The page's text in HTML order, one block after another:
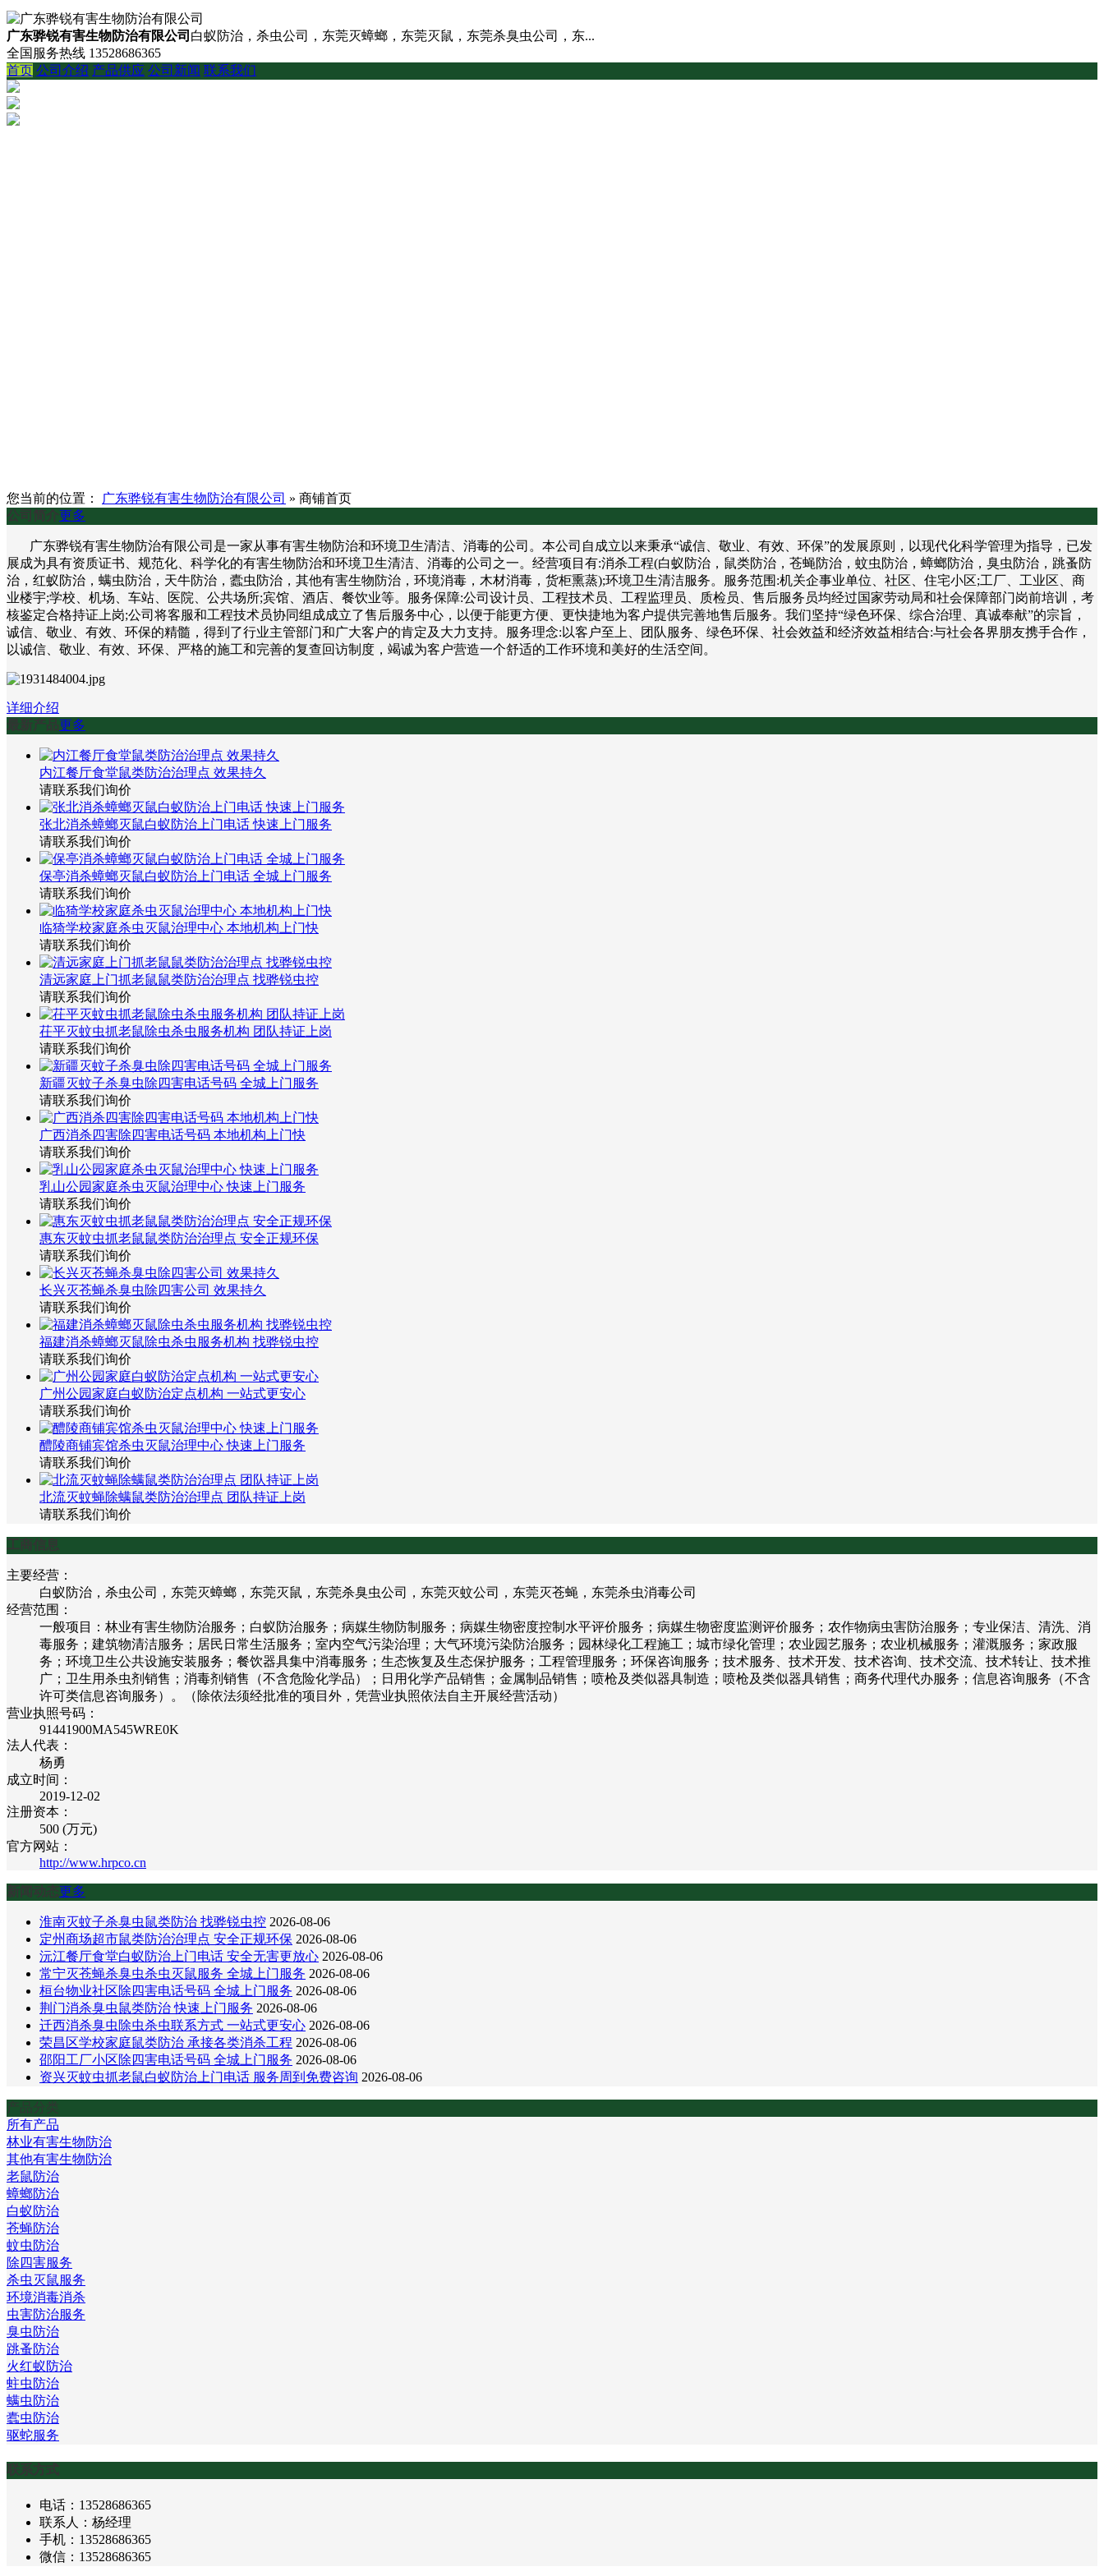
广东骅锐有害生物防治有限公司 白蚁防治，杀虫公司，东莞灭蟑螂，东莞灭鼠，东莞杀臭虫公司，东...
全国服务热线 13528686365
首页 公司介绍 产品供应 公司新闻 联系我们
您当前的位置： 广东骅锐有害生物防治有限公司 » 商铺首页
公司简介更多
广东骅锐有害生物防治有限公司是一家从事有害生物防治和环境卫生清洁、消毒的公司。本公司自成立以来秉承“诚信、敬业、有效、环保”的发展原则，以现代化科学管理为指导，已发
展成为具有资质证书、规范化、科学化的有害生物防治和环境卫生清洁、消毒的公司之一。经营项目有:消杀工程(白蚁防治，鼠类防治，苍蝇防治，蚊虫防治，蟑螂防治，臭虫防治，跳蚤防
治，红蚁防治，螨虫防治，天牛防治，蠹虫防治，其他有害生物防治，环境消毒，木材消毒，货柜熏蒸);环境卫生清洁服务。服务范围:机关企事业单位、社区、住宅小区;工厂、工业区、商
业楼宇;学校、机场、车站、医院、公共场所;宾馆、酒店、餐饮业等。服务保障:公司设计员、工程技术员、工程监理员、质检员、售后服务员均经过国家劳动局和社会保障部门岗前培训，考
核鉴定合格持证上岗;公司将客服和工程技术员协同组成成立了售后服务中心，以便于能更方便、更快捷地为客户提供完善地售后服务。我们坚持“绿色环保、综合治理、真诚奉献”的宗旨，
诚信、敬业、有效、环保的精髓，得到了行业主管部门和广大客户的肯定及大力支持。服务理念:以客户至上、团队服务、绿色环保、社会效益和经济效益相结合:与社会各界朋友携手合作，
以诚信、敬业、有效、环保、严格的施工和完善的复查回访制度，竭诚为客户营造一个舒适的工作环境和美好的生活空间。
详细介绍
最新产品更多
内江餐厅食堂鼠类防治治理点 效果持久
请联系我们询价
张北消杀蟑螂灭鼠白蚁防治上门电话 快速上门服务
请联系我们询价
保亭消杀蟑螂灭鼠白蚁防治上门电话 全城上门服务
请联系我们询价
临猗学校家庭杀虫灭鼠治理中心 本地机构上门快
请联系我们询价
清远家庭上门抓老鼠鼠类防治治理点 找骅锐虫控
请联系我们询价
茌平灭蚊虫抓老鼠除虫杀虫服务机构 团队持证上岗
请联系我们询价
新疆灭蚊子杀臭虫除四害电话号码 全城上门服务
请联系我们询价
广西消杀四害除四害电话号码 本地机构上门快
请联系我们询价
乳山公园家庭杀虫灭鼠治理中心 快速上门服务
请联系我们询价
惠东灭蚊虫抓老鼠鼠类防治治理点 安全正规环保
请联系我们询价
长兴灭苍蝇杀臭虫除四害公司 效果持久
请联系我们询价
福建消杀蟑螂灭鼠除虫杀虫服务机构 找骅锐虫控
请联系我们询价
广州公园家庭白蚁防治定点机构 一站式更安心
请联系我们询价
醴陵商铺宾馆杀虫灭鼠治理中心 快速上门服务
请联系我们询价
北流灭蚊蝇除螨鼠类防治治理点 团队持证上岗
请联系我们询价
工商信息
主要经营：
白蚁防治，杀虫公司，东莞灭蟑螂，东莞灭鼠，东莞杀臭虫公司，东莞灭蚊公司，东莞灭苍蝇，东莞杀虫消毒公司
经营范围：
一般项目：林业有害生物防治服务；白蚁防治服务；病媒生物防制服务；病媒生物密度控制水平评价服务；病媒生物密度监测评价服务；农作物病虫害防治服务；专业保洁、清洗、消
毒服务；建筑物清洁服务；居民日常生活服务；室内空气污染治理；大气环境污染防治服务；园林绿化工程施工；城市绿化管理；农业园艺服务；农业机械服务；灌溉服务；家政服
务；环境卫生公共设施安装服务；餐饮器具集中消毒服务；生态恢复及生态保护服务；工程管理服务；环保咨询服务；技术服务、技术开发、技术咨询、技术交流、技术转让、技术推
广；卫生用杀虫剂销售；消毒剂销售（不含危险化学品）；日用化学产品销售；金属制品销售；喷枪及类似器具制造；喷枪及类似器具销售；商务代理代办服务；信息咨询服务（不含
许可类信息咨询服务）。（除依法须经批准的项目外，凭营业执照依法自主开展经营活动）
营业执照号码：
91441900MA545WRE0K
法人代表：
杨勇
成立时间：
2019-12-02
注册资本：
500 (万元)
官方网站：
http://www.hrpco.cn
新闻动态更多
淮南灭蚊子杀臭虫鼠类防治 找骅锐虫控 2026-08-06
定州商场超市鼠类防治治理点 安全正规环保 2026-08-06
沅江餐厅食堂白蚁防治上门电话 安全无害更放心 2026-08-06
常宁灭苍蝇杀臭虫杀虫灭鼠服务 全城上门服务 2026-08-06
桓台物业社区除四害电话号码 全城上门服务 2026-08-06
荆门消杀臭虫鼠类防治 快速上门服务 2026-08-06
迁西消杀臭虫除虫杀虫联系方式 一站式更安心 2026-08-06
荣昌区学校家庭鼠类防治 承接各类消杀工程 2026-08-06
邵阳工厂小区除四害电话号码 全城上门服务 2026-08-06
资兴灭蚊虫抓老鼠白蚁防治上门电话 服务周到免费咨询 2026-08-06
产品分类
所有产品
林业有害生物防治
其他有害生物防治
老鼠防治
蟑螂防治
白蚁防治
苍蝇防治
蚊虫防治
除四害服务
杀虫灭鼠服务
环境消毒消杀
虫害防治服务
臭虫防治
跳蚤防治
火红蚁防治
蛀虫防治
螨虫防治
蠹虫防治
驱蛇服务
联系方式
电话：13528686365
联系人：杨经理
手机：13528686365
微信：13528686365